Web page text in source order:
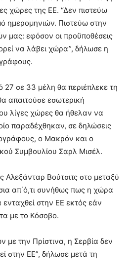
χώρες της ΕΕ. “Δεν πιστεύω
ημερομηνιών. Πιστεύω στην
μας: εφόσον οι προϋποθέσεις
να λάβει χώρα”, δήλωσε η
27 σε 33 μέλη θα περιέπλεκε τη
απαιτούσε εσωτερική
λίγες χώρες θα ήθελαν να
παραδέχθηκαν, σε δηλώσεις
ο Μακρόν και ο
Συμβουλίου Σαρλ Μισέλ.
Αλεξάνταρ Βούτσιτς στο μεταξύ
απ΄ό,τι συνήθως πως η χώρα
στην ΕΕ εκτός εάν
με το Κόσοβο.
με την Πρίστινα, η Σερβία δεν
στην ΕΕ”, δήλωσε μετά τη